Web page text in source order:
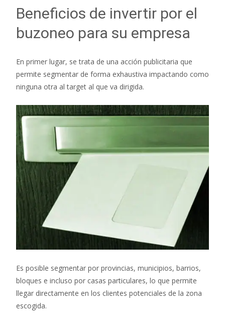
Beneficios de invertir por el
buzoneo para su empresa
En primer lugar, se trata de una acción publicitaria que
permite segmentar de forma exhaustiva impactando como
ninguna otra al target al que va dirigida.
Es posible segmentar por provincias, municipios, barrios,
bloques e incluso por casas particulares, lo que permite
llegar directamente en los clientes potenciales de la zona
escogida.